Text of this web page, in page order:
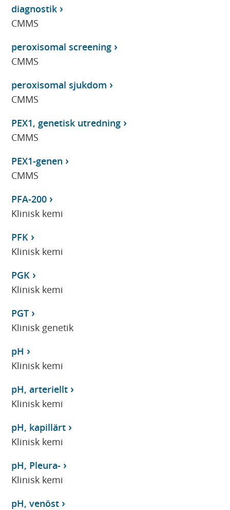
diagnostik
CMMS
peroxisomal screening
CMMS
peroxisomal sjukdom
CMMS
PEX1, genetisk utredning
CMMS
PEX1-genen
CMMS
PFA-200
Klinisk kemi
PFK
Klinisk kemi
PGK
Klinisk kemi
PGT
Klinisk genetik
pH
Klinisk kemi
pH, arteriellt
Klinisk kemi
pH, kapillärt
Klinisk kemi
pH, Pleura-
Klinisk kemi
pH, venöst